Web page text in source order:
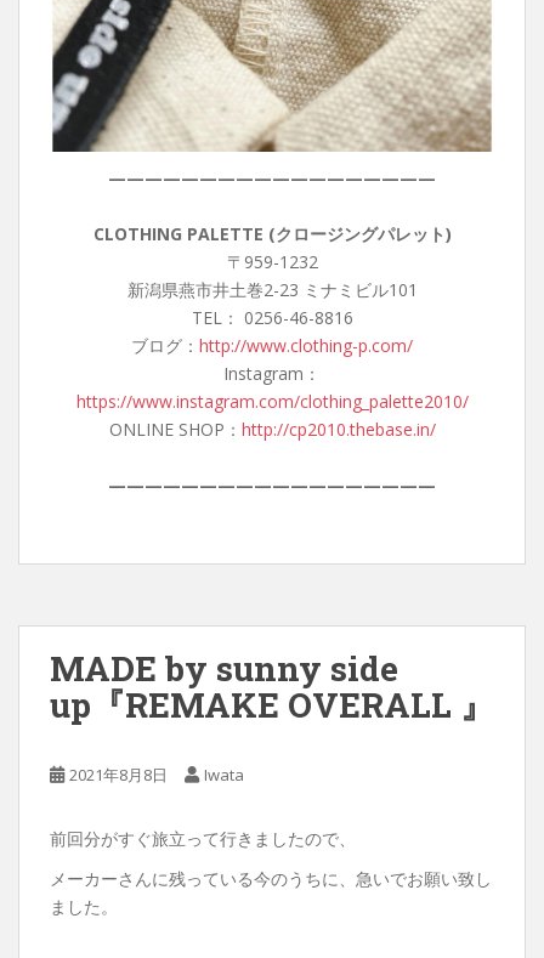
——————————————————
CLOTHING PALETTE (クロージングパレット)
〒959-1232
新潟県燕市井土巻2-23 ミナミビル101
TEL： 0256-46-8816
ブログ： http://www.clothing-p.com/
Instagram：
https://www.instagram.com/clothing_palette2010/
ONLINE SHOP： http://cp2010.thebase.in/
——————————————————
MADE by sunny side
up『REMAKE OVERALL 』
2021年8月8日 Iwata
前回分がすぐ旅立って行きましたので、
メーカーさんに残っている今のうちに、急いでお願い致し
ました。